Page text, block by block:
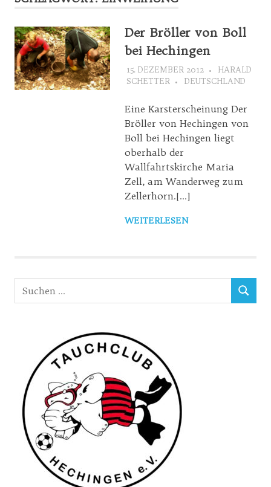
Der Bröller von Boll
bei Hechingen
15. DEZEMBER 2012
HARALD
SCHETTER
DEUTSCHLAND
Eine Karsterscheinung Der
Bröller von Hechingen von
Boll bei Hechingen liegt
oberhalb der
Wallfahrtskirche Maria
Zell, am Wanderweg zum
Zellerhorn.[…]
WEITERLESEN
Suchen
SUCHEN